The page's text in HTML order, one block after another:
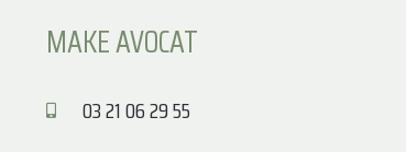
MAKE AVOCAT
03 21 06 29 55